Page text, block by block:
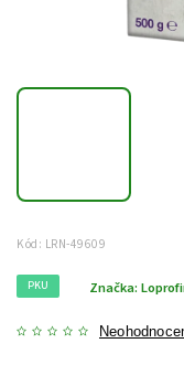
Kód: LRN-49609
PKU Značka: